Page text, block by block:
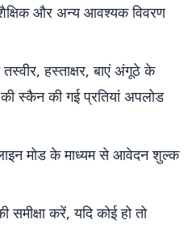
और अन्य आवश्यक विवरण
हस्ताक्षर, बाएं अंगूठे के
स्कैन की गई प्रतियां अपलोड
मोड के माध्यम से आवेदन शुल्क
करें, यदि कोई हो तो